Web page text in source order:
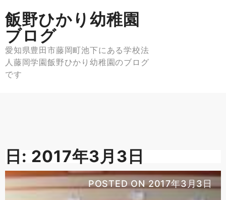
to
content
飯野ひかり幼稚園
ブログ
愛知県豊田市藤岡町池下にある学校法
人藤岡学園飯野ひかり幼稚園のブログ
です
日: 2017年3月3日
POSTED ON2017年3月3日